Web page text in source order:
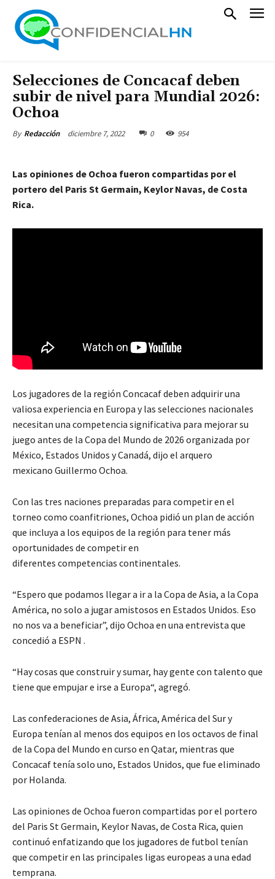
Selecciones de Concacaf deben
subir de nivel para Mundial 2026:
Ochoa
By Redacción diciembre 7, 2022 0 954
Las opiniones de Ochoa fueron compartidas por el
portero del Paris St Germain, Keylor Navas, de Costa
Rica.
Los jugadores de la región Concacaf deben adquirir una
valiosa experiencia en Europa y las selecciones nacionales
necesitan una competencia significativa para mejorar su
juego antes de la Copa del Mundo de 2026 organizada por
México, Estados Unidos y Canadá, dijo el arquero
mexicano Guillermo Ochoa.
Con las tres naciones preparadas para competir en el
torneo como coanfitriones, Ochoa pidió un plan de acción
que incluya a los equipos de la región para tener más
oportunidades de competir en
diferentes competencias continentales.
“Espero que podamos llegar a ir a la Copa de Asia, a la Copa
América, no solo a jugar amistosos en Estados Unidos. Eso
no nos va a beneficiar”, dijo Ochoa en una entrevista que
concedió a ESPN .
“Hay cosas que construir y sumar, hay gente con talento que
tiene que empujar e irse a Europa“, agregó.
Las confederaciones de Asia, África, América del Sur y
Europa tenían al menos dos equipos en los octavos de final
de la Copa del Mundo en curso en Qatar, mientras que
Concacaf tenía solo uno, Estados Unidos, que fue eliminado
por Holanda.
Las opiniones de Ochoa fueron compartidas por el portero
del Paris St Germain, Keylor Navas, de Costa Rica, quien
continuó enfatizando que los jugadores de futbol tenían
que competir en las principales ligas europeas a una edad
temprana.